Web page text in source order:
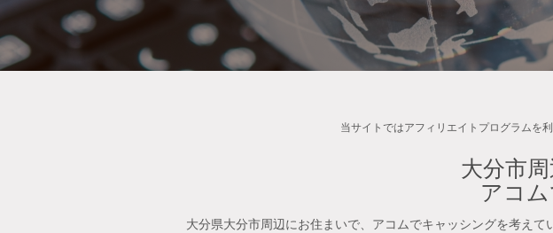
当サイトではアフィリエイトプログラムを
大分市
アコ
大分県大分市周辺にお住まいで、アコムでキャッシングを考え